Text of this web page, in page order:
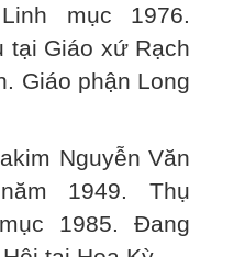
mục 1976.
tại Giáo xứ Rạch
Giáo phận Long
Nguyễn Văn
1949. Thụ
1985. Đang